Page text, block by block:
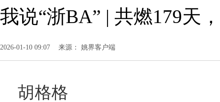
我说“浙BA” | 共燃179天
2026-01-10 09:07 来源： 姚界客户端
胡格格